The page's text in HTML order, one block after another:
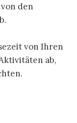
den
von Ihren
ab,